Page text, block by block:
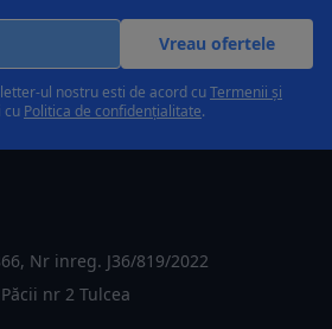
Vreau ofertele
ul nostru esti de acord cuTermenii și
cu Politica de confidențialitate.
Nr inreg. J36/819/2022
nr 2 Tulcea